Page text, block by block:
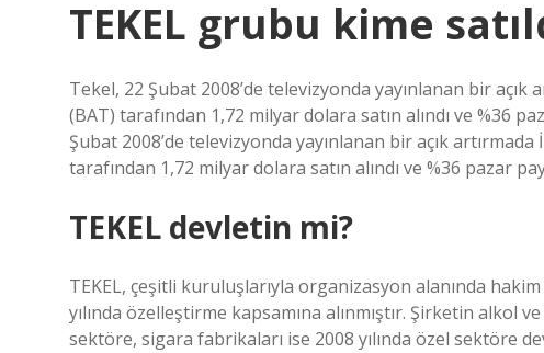
TEKEL grubu kime
Tekel, 22 Şubat 2008’de televizyonda yayınlanan bir
(BAT) tarafından 1,72 milyar dolara satın alındı ​​ve %36
Şubat 2008’de televizyonda yayınlanan bir açık
tarafından 1,72 milyar dolara satın alındı ​​ve %36 pazar
TEKEL devletin mi?
TEKEL, çeşitli kuruluşlarıyla organizasyon alanında
yılında özelleştirme kapsamına alınmıştır. Şirketin alkol
sektöre, sigara fabrikaları ise 2008 yılında özel sektöre